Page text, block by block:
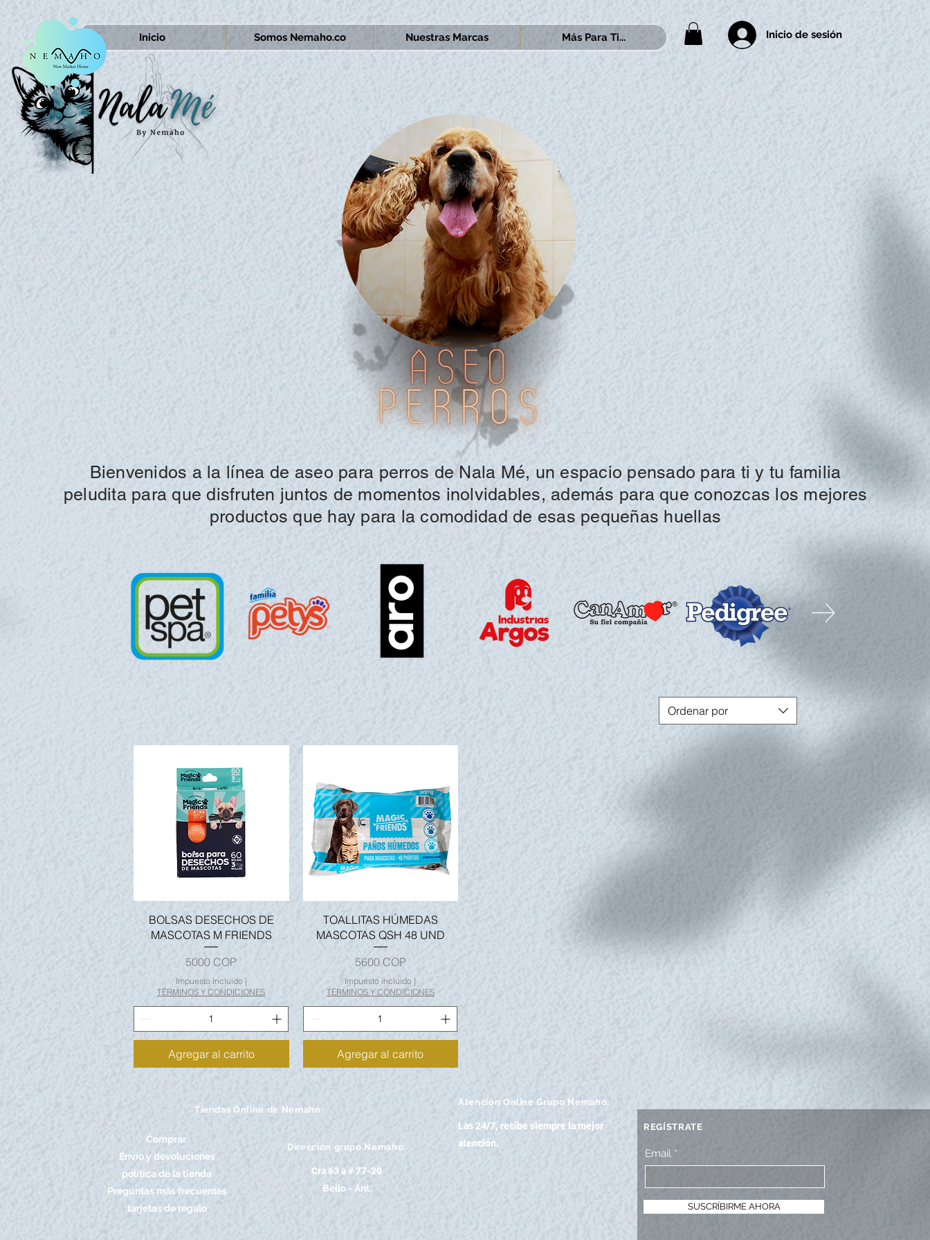
Inicio Somos Nemaho.co Nuestras Marcas Más Para Ti... Inicio de sesión
Bienvenidos a la línea de aseo para perros de Nala Mé, un espacio pensado para ti y tu familia
peludita para que disfruten juntos de momentos inolvidables, además para que conozcas los mejores
productos que hay para lacomodidad de esas pequeñas huellas
Ordenar por
Vista rápida
BOLSAS DESECHOS DE
MASCOTAS M FRIENDS
Precio
5000 COP
Impuesto incluido |
TÉRMINOS Y CONDICIONES
Agregar al carrito
Vista rápida
TOALLITAS HÚMEDAS
MASCOTAS QSH 48 UND
Precio
5600 COP
Impuesto incluido |
TÉRMINOS Y CONDICIONES
Agregar al carrito
Tiendas Online de Nemaho:
Comprar
Envío y devoluciones
política de la tienda
Preguntas más frecuentes
tarjetas de regalo
Dirección grupo Nemaho:
Cra 63 a # 77-20
Bello - Ant.
Atención Online Grupo Nemaho:
Las 24/7, recibe siempre la mejor
atención.
REGÍSTRATE
Email
SUSCRÍBIRME AHORA